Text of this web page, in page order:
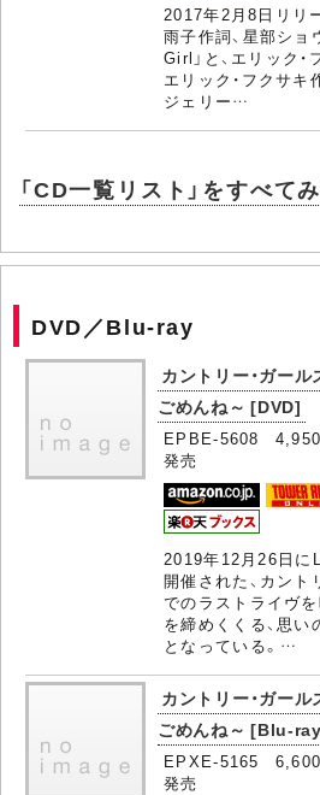
2017年2月8日リリ
雨子作詞、星部シ
Girl」と、エリック・
エリック・フクサキ
ジェリー…
「CD一覧リスト」をすべて
DVD／Blu-ray
カントリー・ガー
ごめんね～ [DVD]
EPBE-5608 4,950
発売
2019年12月26日
開催された、カント
でのラストライヴ
を締めくくる、思
となっている。…
カントリー・ガー
ごめんね～ [Blu-
EPXE-5165 6,600
発売